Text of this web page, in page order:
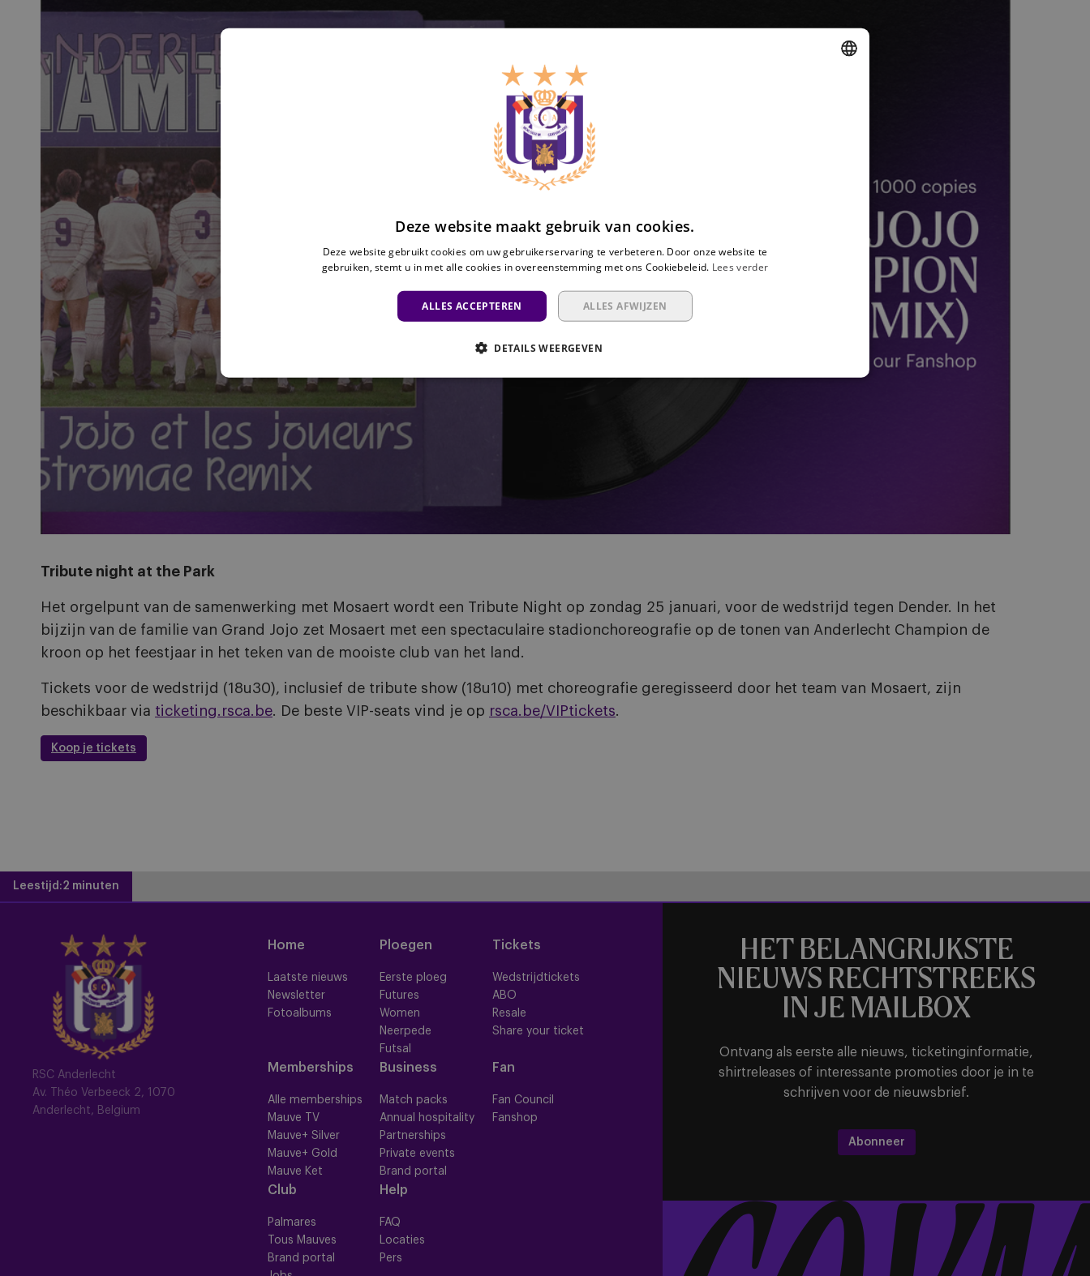
Tribute night at the Park
Het orgelpunt van de samenwerking met Mosaert wordt een Tribute Night op zondag 25 januari, voor de wedstrijd tegen Dender. In het
bijzijn van de familie van Grand Jojo zet Mosaert met een spectaculaire stadionchoreografie op de tonen van Anderlecht Champion de
kroon op het feestjaar in het teken van de mooiste club van het land.
Tickets voor de wedstrijd (18u30), inclusief de tribute show (18u10) met choreografie geregisseerd door het team van Mosaert, zijn
beschikbaar via ticketing.rsca.be. De beste VIP-seats vind je op rsca.be/VIPtickets.
Koop je tickets
Leestijd:2 minuten
RSC Anderlecht
Av. Théo Verbeeck 2, 1070
Anderlecht, Belgium
Home
Laatste nieuws
Newsletter
Fotoalbums
Ploegen
Eerste ploeg
Futures
Women
Neerpede
Futsal
Tickets
Wedstrijdtickets
ABO
Resale
Share your ticket
Memberships
Alle memberships
Mauve TV
Mauve+ Silver
Mauve+ Gold
Mauve Ket
Business
Match packs
Annual hospitality
Partnerships
Private events
Brand portal
Fan
Fan Council
Fanshop
Club
Palmares
Tous Mauves
Brand portal
Help
FAQ
Locaties
Pers
HET BELANGRIJKSTE
NIEUWS RECHTSTREEKS
IN JE MAILBOX
Ontvang als eerste alle nieuws, ticketinginformatie,
shirtreleases of interessante promoties door je in te
schrijven voor de nieuwsbrief.
Abonneer
Deze website maakt gebruik van cookies.
Deze website gebruikt cookies om uw gebruikerservaring te verbeteren. Door onze website te
gebruiken, stemt u in met alle cookies in overeenstemming met ons Cookiebeleid. Lees verder
ALLES ACCEPTEREN ALLES AFWIJZEN
DETAILS WEERGEVEN